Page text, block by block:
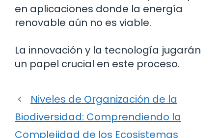
en aplicaciones donde la energía
renovable aún no es viable.
La innovación y la tecnología jugarán
un papel crucial en este proceso.
Niveles de Organización de la
Biodiversidad: Comprendiendo la
Complejidad de los Ecosistemas